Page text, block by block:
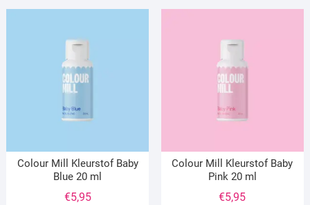
Colour Mill Kleurstof Baby
Blue 20 ml
€5,95
Colour Mill Kleurstof Baby
Pink 20 ml
€5,95